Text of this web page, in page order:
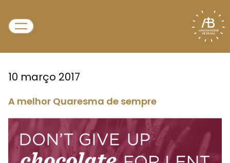
10 março 2017
A melhor Quaresma de sempre